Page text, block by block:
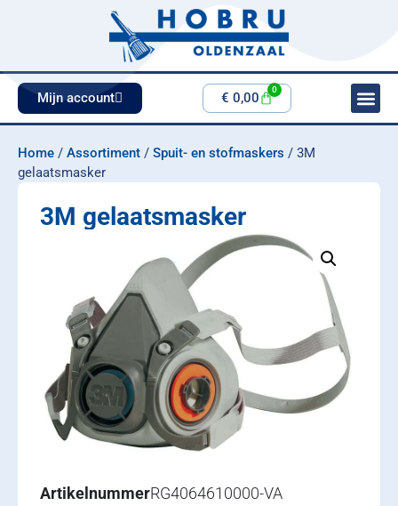
Mijn account € 0,00
0
Home / Assortiment / Spuit- en stofmaskers / 3M
gelaatsmasker
3M gelaatsmasker
ArtikelnummerRG4064610000-VA